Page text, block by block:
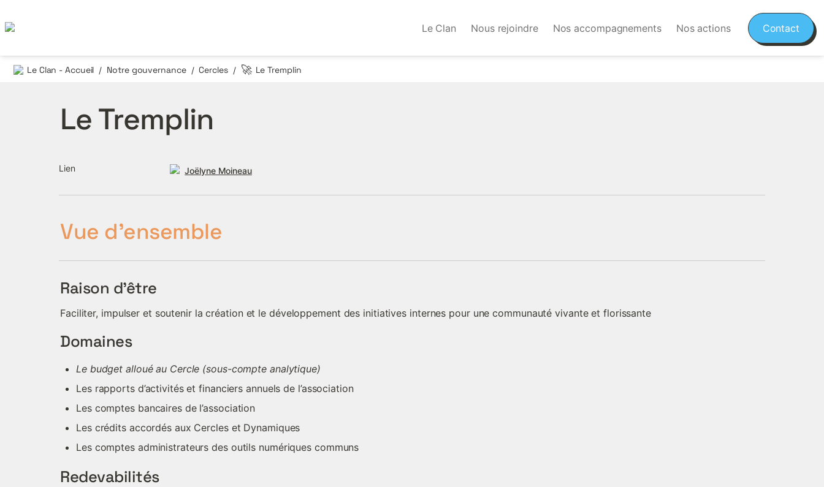
Le Clan Nous rejoindre Nos accompagnements Nos actions Contact
Le Clan - Accueil / Notre gouvernance / Cercles / 🚀 Le Tremplin
Le Tremplin
Lien Joëlyne Moineau
Vue d'ensemble
Raison d'être
Faciliter, impulser et soutenir la création et le développement des initiatives internes pour une communauté vivante et florissante
Domaines
Le budget alloué au Cercle (sous-compte analytique)
Les rapports d’activités et financiers annuels de l’association
Les comptes bancaires de l’association
Les crédits accordés aux Cercles et Dynamiques
Les comptes administrateurs des outils numériques communs
Redevabilités